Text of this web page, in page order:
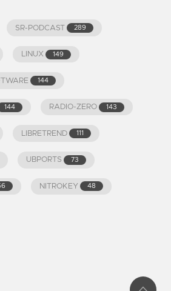
SR-PODCAST 289
LINUX 149
144
144 RADIO-ZERO 143
LIBRETREND 111
UBPORTS 73
NITROKEY 48